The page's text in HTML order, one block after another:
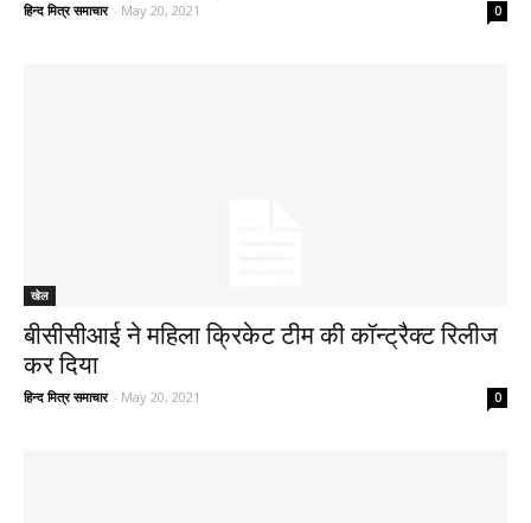
हिन्द मित्र समाचार - May 20, 2021 0
खेल
बीसीसीआई ने महिला क्रिकेट टीम की कॉन्ट्रैक्ट रिलीज
कर दिया
हिन्द मित्र समाचार - May 20, 2021 0